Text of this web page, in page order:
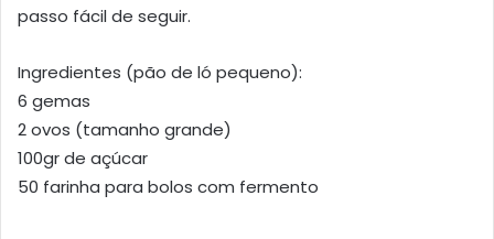
passo fácil de seguir.
Ingredientes (pão de ló pequeno):
6 gemas
2 ovos (tamanho grande)
100gr de açúcar
50 farinha para bolos com fermento